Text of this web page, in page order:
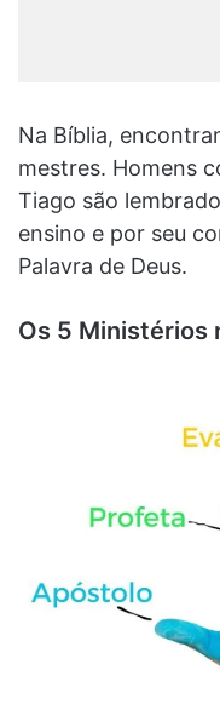
Na Bíblia,
mestres. Homens
Tiago são
ensino e por seu
Palavra de Deus.
Os 5 Ministérios